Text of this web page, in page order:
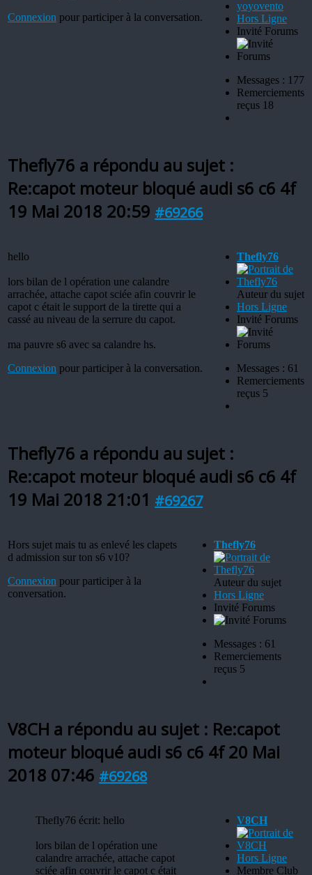
Connexion pour participer à la conversation.
Hors Ligne
Invité Forums
Messages : 177
Remerciements
reçus 18
Thefly76 a répondu au sujet :
Re:capot moteur bloqué audi s6 c6 4f
19 Mai 2018 20:59 #69266
hello
lors bilan de l opération une calandre
arrachée, attache capot sciée afin couvrir le
capot c était le support de la tirette qui a
cassé au niveau de la serrure du capot.
ma pauvre s6 avec sa calandre hs.
Connexion pour participer à la conversation.
Thefly76
Auteur du sujet
Hors Ligne
Invité Forums
Messages : 61
Remerciements
reçus 5
Thefly76 a répondu au sujet :
Re:capot moteur bloqué audi s6 c6 4f
19 Mai 2018 21:01 #69267
Hors sujet mais tu as enlevé les clapets
d admission sur ton s6 v10?
Connexion pour participer à la
conversation.
Thefly76
Auteur du sujet
Hors Ligne
Invité Forums
Messages : 61
Remerciements
reçus 5
V8CH a répondu au sujet : Re:capot
moteur bloqué audi s6 c6 4f20 Mai
2018 07:46 #69268
Thefly76 écrit: hello
lors bilan de l opération une
calandre arrachée, attache capot
sciée afin couvrir le capot c était
V8CH
Hors Ligne
Membre Club